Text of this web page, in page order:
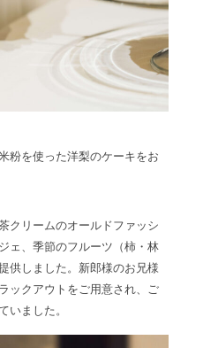
粉を使った洋梨のケーキをお
クリームのオールドファッシ
ェ、季節のフルーツ（柿・林
供しました。新郎様のお兄様
ックアウトをご用意され、ご
いました。